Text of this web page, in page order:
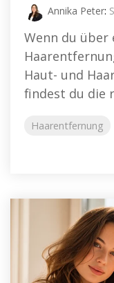
Annika Peter:
Wenn du über
Haut- und
findest du die
Haarentfernung